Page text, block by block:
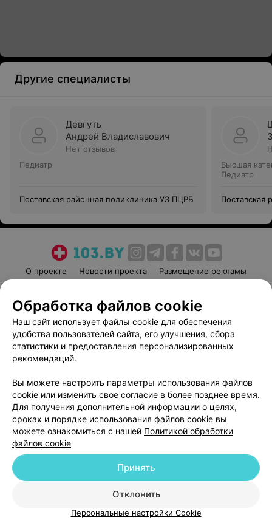
Другие специалисты
Девгуть
Андрей Владиславович
Нет отзывов
Педиатр
Поставская районная поликлиника УЗ ПЦРБ
Высшая
Педиатр
Поставская
О проекте Новости проекта
Размещение рекламы
Пользовательское соглашение
Способы оплаты
Вакансии
Партнеры
Написать руководителю 103.by
Обработка персональных данных
© 2026 ООО «Артокс Лаб», УНП 191700409
| 220012, Республика Беларусь,
Служба поддержки +375 291212755
Обработка файлов cookie
Наш сайт использует файлы cookie для обеспечения
удобства пользователей сайта, его улучшения, сбора
статистики и предоставления персонализированных
рекомендаций.
Вы можете настроить параметры использования файлов
cookie или изменить свое согласие в более позднее время.
Для получения дополнительной информации о целях,
сроках и порядке использования файлов cookie вы
можете ознакомиться с нашей Политикой обработки
файлов cookie
Отклонить
Принять
Персональные настройки Cookie